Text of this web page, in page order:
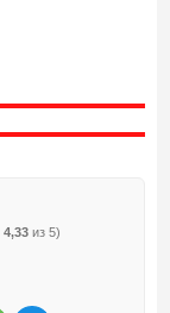
4,33 из 5)